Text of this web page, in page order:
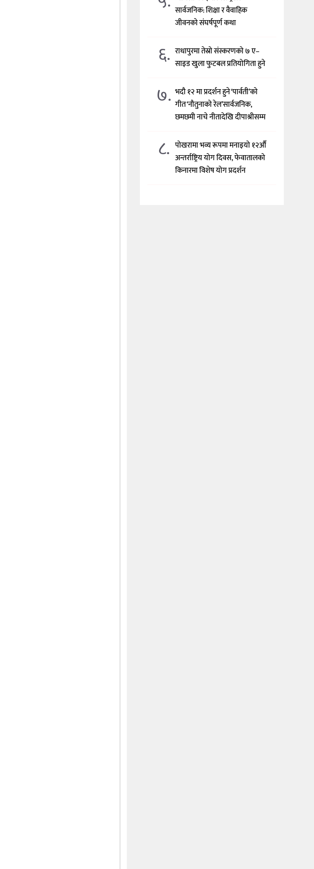
सार्वजनिक: शिक्षा र वैवाहिक
जीवनको संघर्षपूर्ण कथा
६. राधापुरमा तेस्रो संस्करणको ७ ए–
साइड खुला फुटबल प्रतियोगिता हुने
७. भदौ १२ मा प्रदर्शन हुने ‘पार्वती’को
गीत ‘नौतुनाको रेल’सार्वजनिक,
छमछमी नाचे नीतादेखि दीपाश्रीसम्म
८. पोखरामा भव्य रूपमा मनाइयो १२औँ
अन्तर्राष्ट्रिय योग दिवस, फेवातालको
किनारमा विशेष योग प्रदर्शन